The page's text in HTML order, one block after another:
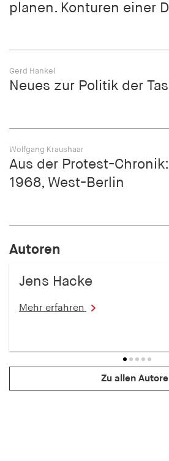
planen. Konturen einer
Gerd Hankel
Neues zur Politik der
Wolfgang Kraushaar
Aus der Protest-
1968, West-Berlin
Autoren
Jens Hacke
Mehr erfahren
Zu allen